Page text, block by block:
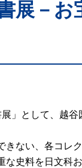
展－
」として、越
ない、各コレ
な史料を日文科